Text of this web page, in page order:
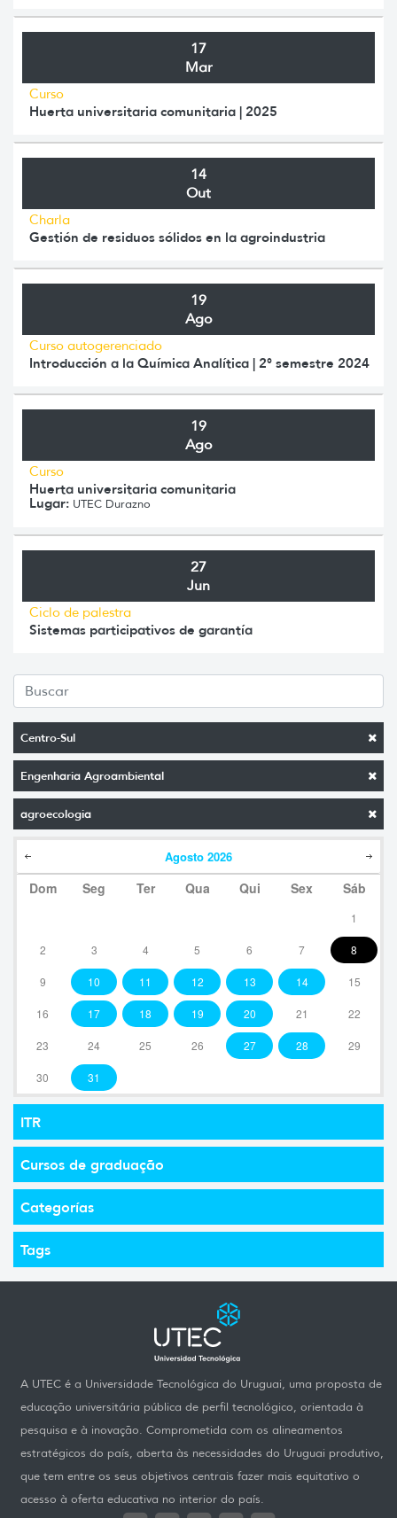
Centro-Sul
Engenharia Agroambiental
agroecologia
Agosto 2026
Dom Seg Ter Qua Qui Sex Sáb
1
2 3 4 5 6 7 8
9 10 11 12 13 14 15
16 17 18 19 20 21 22
23 24 25 26 27 28 29
30 31
ITR
Cursos de graduação
Categorías
Tags
17
Mar
Curso
Huerta universitaria comunitaria | 2025
14
Out
Charla
Gestión de residuos sólidos en la agroindustria
19
Ago
Curso autogerenciado
Introducción a la Química Analítica | 2° semestre 2024
19
Ago
Curso
Huerta universitaria comunitaria
Lugar: UTEC Durazno
27
Jun
Ciclo de palestra
Sistemas participativos de garantía
A UTEC é a Universidade Tecnológica do Uruguai, uma proposta de
educação universitária pública de perfil tecnológico, orientada à
pesquisa e à inovação. Comprometida com os alineamentos
estratégicos do país, aberta às necessidades do Uruguai produtivo,
que tem entre os seus objetivos centrais fazer mais equitativo o
acesso à oferta educativa no interior do país.